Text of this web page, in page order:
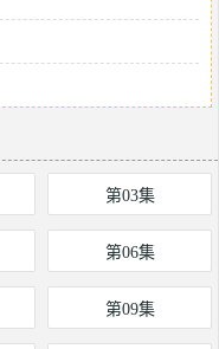
第03集
第06集
第09集